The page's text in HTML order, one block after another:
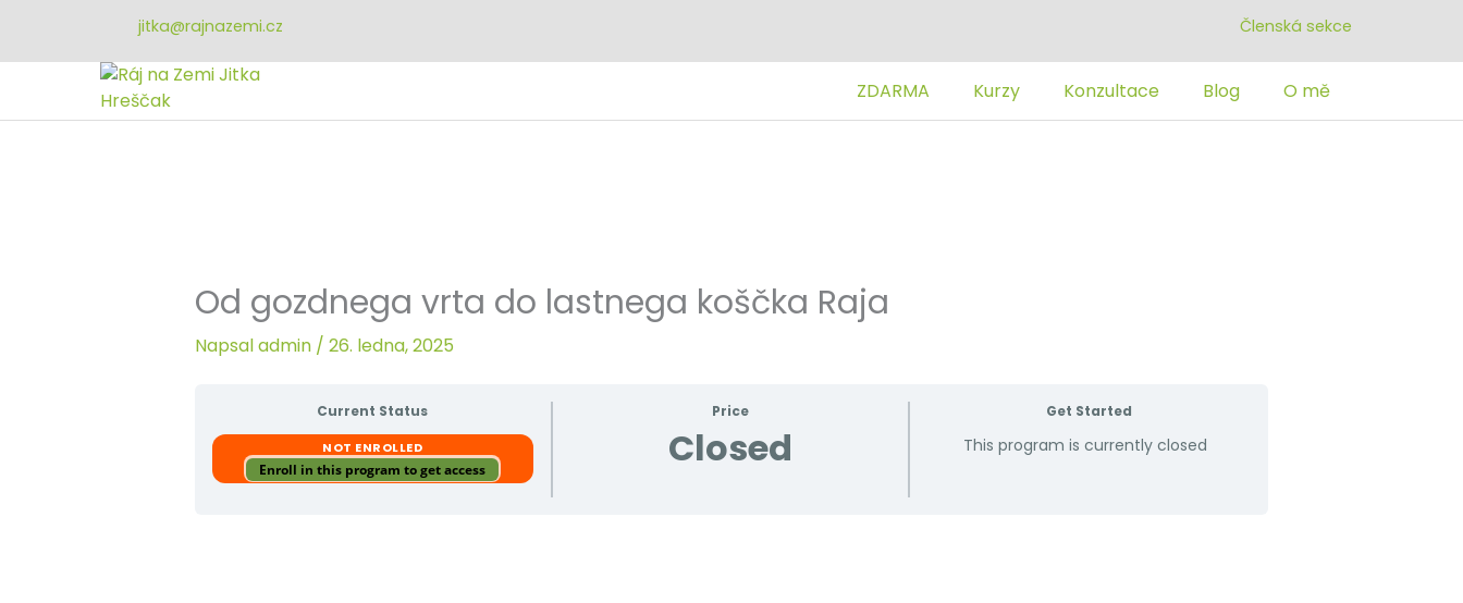
obsah
jitka@rajnazemi.cz Členská sekce
ZDARMA Kurzy Konzultace Blog O mě
Od gozdnega vrta do lastnega koščka Raja
Napsaladmin / 26. ledna, 2025
Current Status
NOT ENROLLED
Enroll in this program to get access
Price
Closed
Get Started
This program is currently closed